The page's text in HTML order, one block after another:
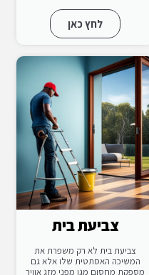
לחץ כאן
צביעת בית
צביעת בית לא רק משפרת את
המשיכה האסתטית שלו אלא גם
מספקת מחסום מגן מפני מזג אוויר